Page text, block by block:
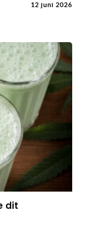
12 juni 2026
dit